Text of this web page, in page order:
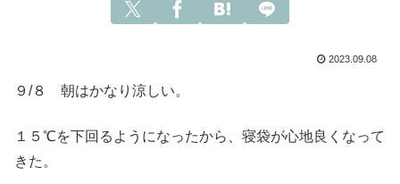
2023.09.08
９/８ 朝はかなり涼しい。
１５℃を下回るようになったから、寝袋が心地良くなって
きた。